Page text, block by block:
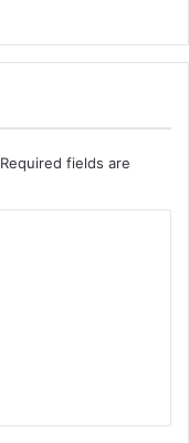
Required fields are